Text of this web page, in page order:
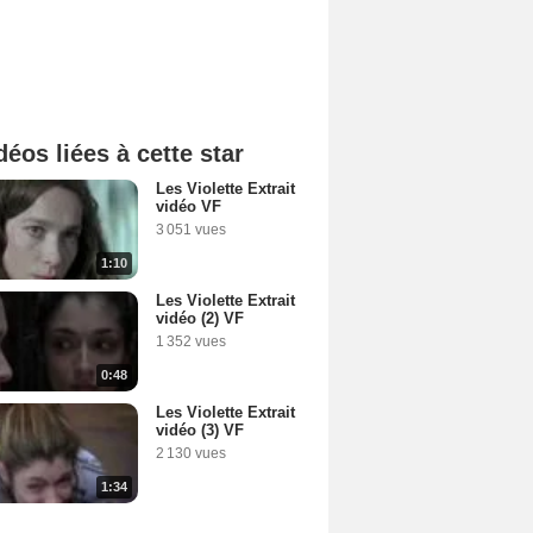
liées à cette star
1:10
Les Violette Extrait
vidéo VF
3 051 vues
0:48
Les Violette Extrait
vidéo (2) VF
1 352 vues
1:34
Les Violette Extrait
vidéo (3) VF
2 130 vues